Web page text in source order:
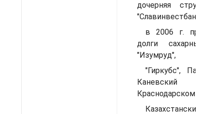
дочерняя
"Славинвестбанк"
в 2006 г.
долги сахарные
"Изумруд",
"Гиркубс",
Краснодарском крае.
Казахстанский